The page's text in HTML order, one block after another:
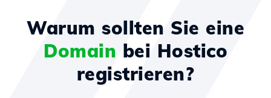
Warum sollten Sie eine
Domain bei Hostico
registrieren?